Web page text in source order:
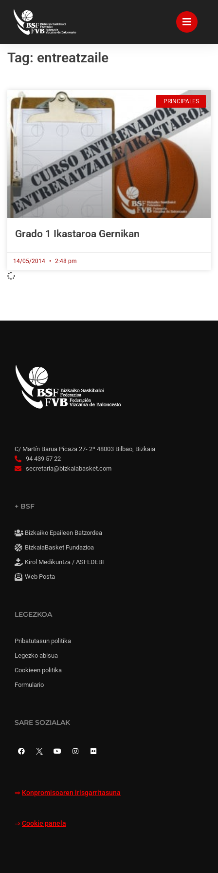
Tag: entreatzaile
PRINCIPALES
Grado 1 Ikastaroa Gernikan
14/05/2014 2:48 pm
C/ Martín Barua Picaza 27- 2º 48003 Bilbao, Bizkaia
94 439 57 22
secretaria@bizkaiabasket.com
+ BSF
Bizkaiko Epaileen Batzordea
BizkaiaBasket Fundazioa
Kirol Medikuntza / ASFEDEBI
Web Posta
LEGEZKOA
Pribatutasun politika
Legezko abisua
Cookieen politika
Formulario
SARE SOZIALAK
⇒ Konpromisoaren irisgarritasuna
⇒ Cookie panela